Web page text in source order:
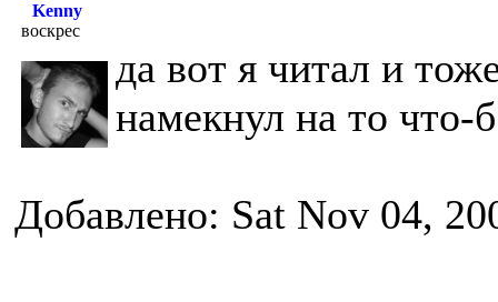
Kenny
воскрес
да вот я читал и
намекнул на то что-
Добавлено: Sat Nov 04,